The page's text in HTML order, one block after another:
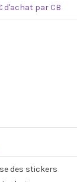
d'achat par CB
des stickers